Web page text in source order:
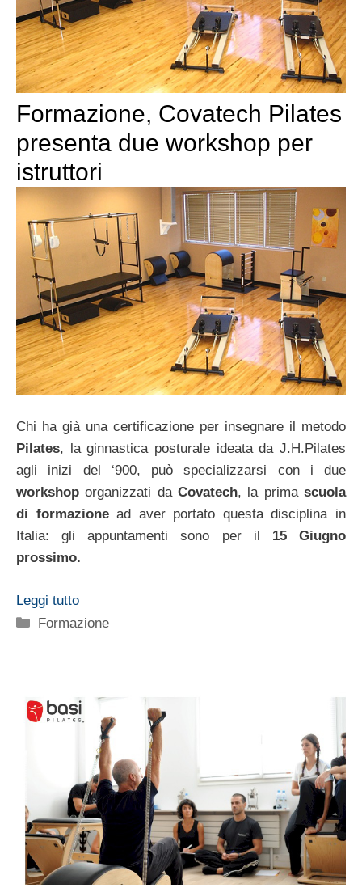
Formazione, Covatech Pilates
presenta due workshop per
istruttori
Chi ha già una certificazione per insegnare il metodo
Pilates, la ginnastica posturale ideata da J.H.Pilates
agli inizi del ‘900, può specializzarsi con i due
workshop organizzati da Covatech, la prima scuola
di formazionead aver portato questa disciplina in
Italia: gli appuntamenti sono per il 15 Giugno
prossimo.
Leggi tutto
Categorie
Formazione